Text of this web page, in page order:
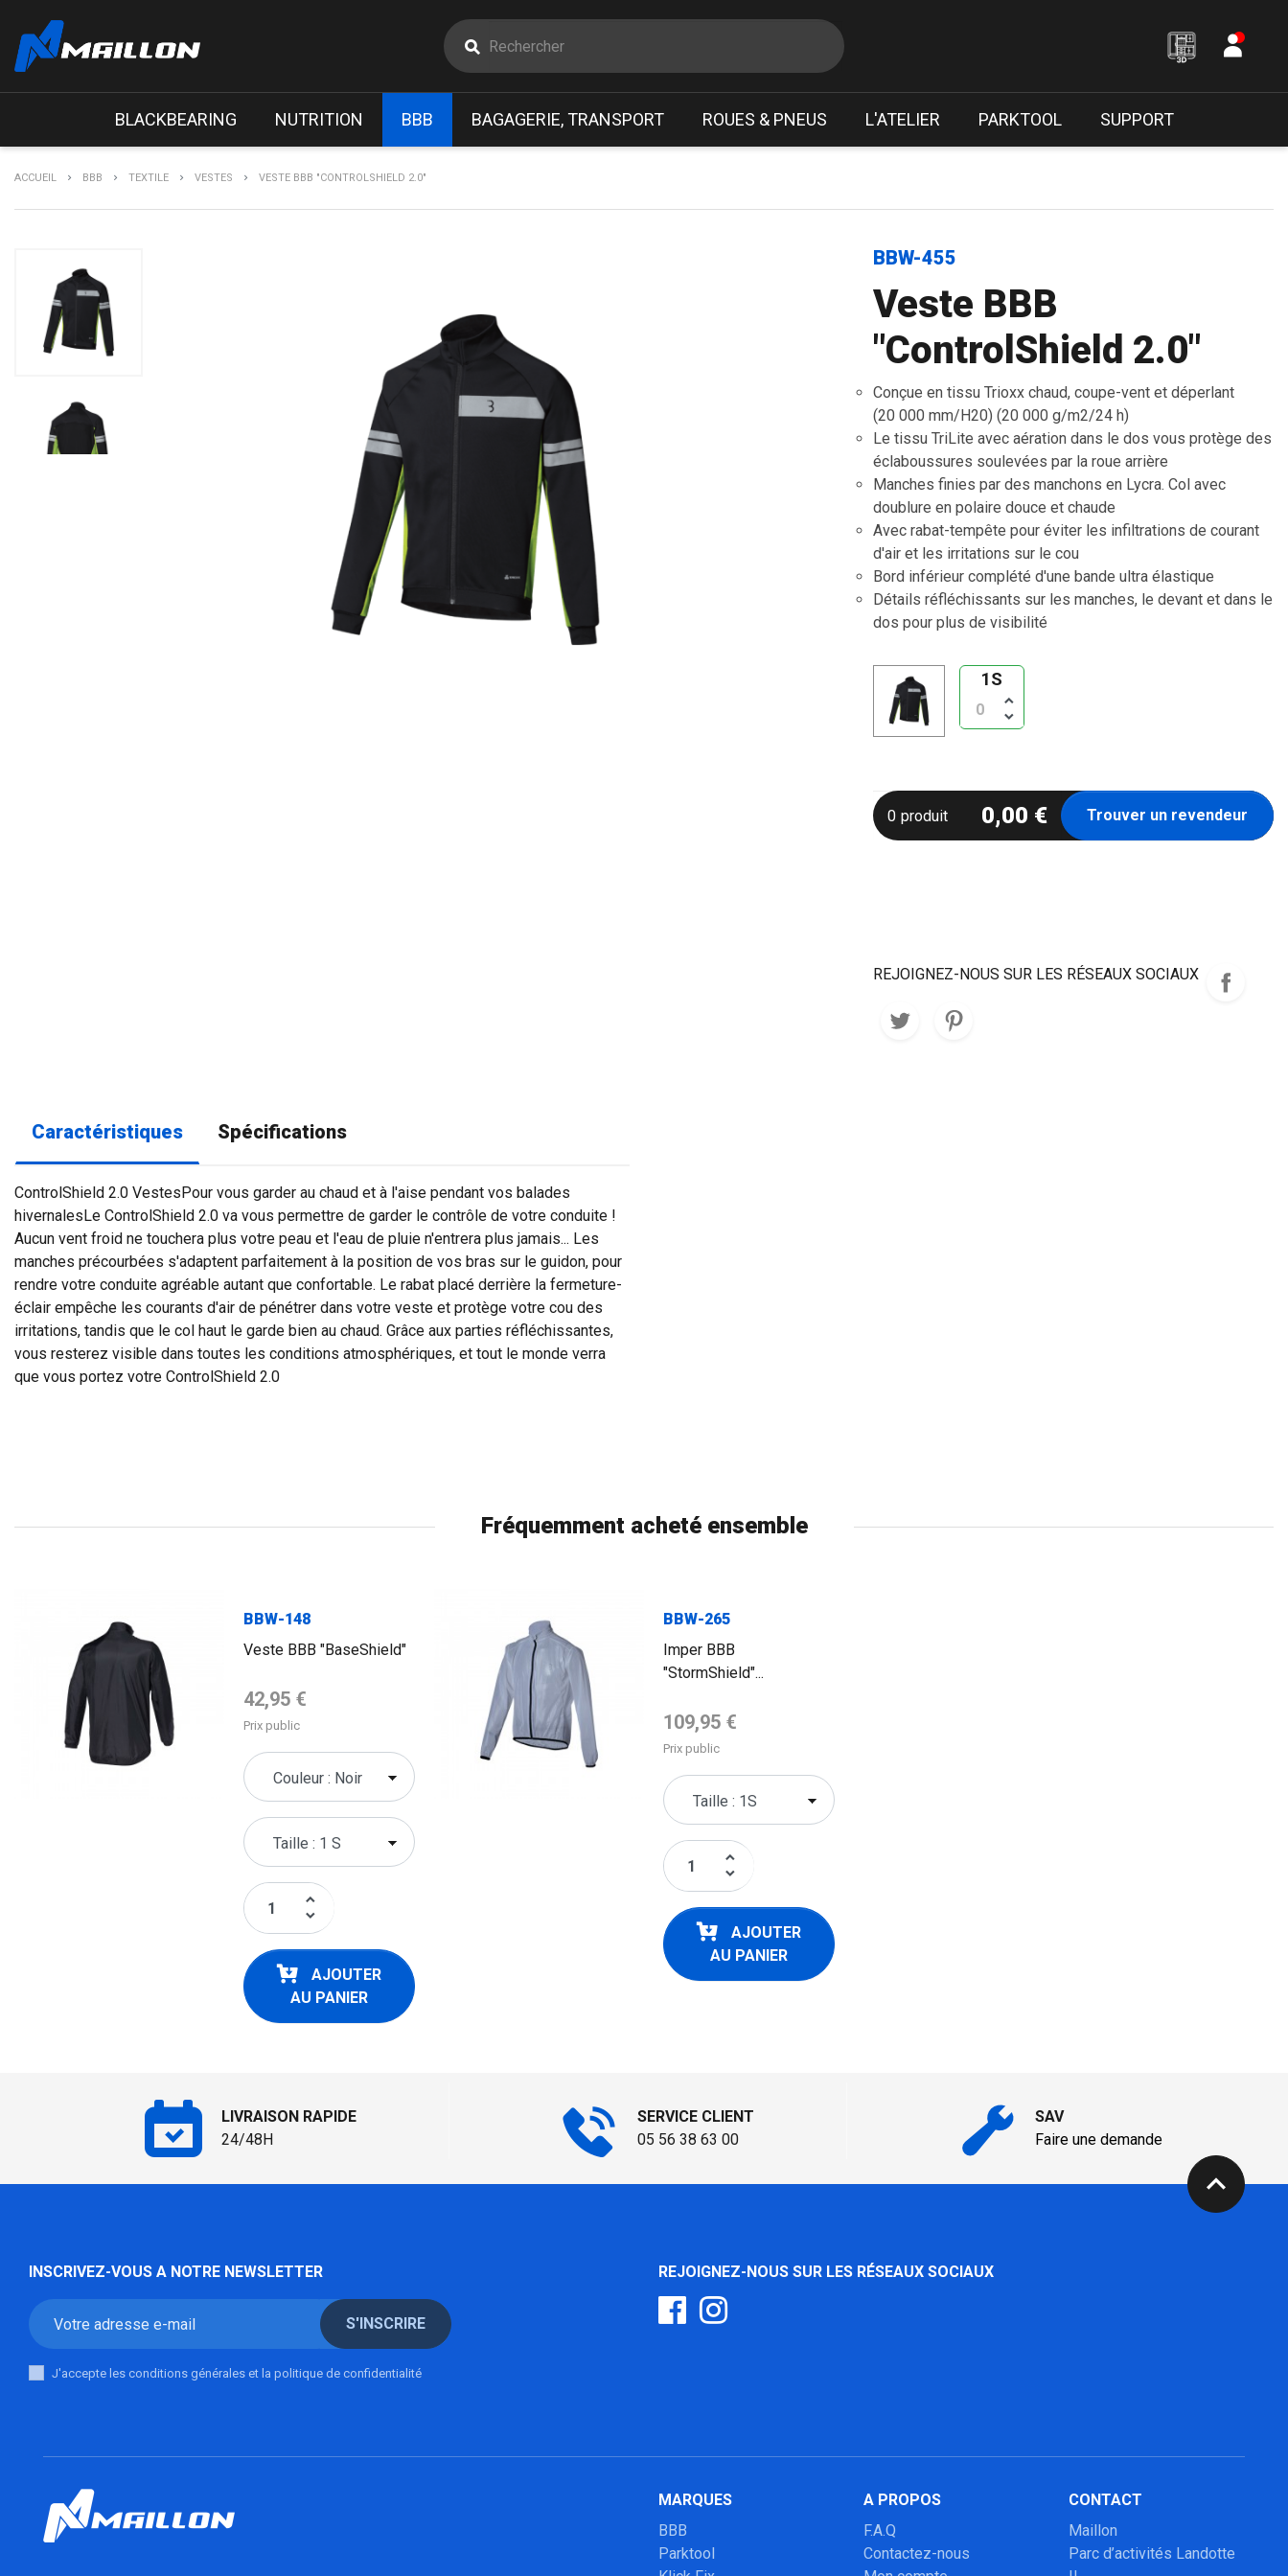
BLACKBEARING NUTRITION BBB BAGAGERIE, TRANSPORT ROUES & PNEUS L'ATELIER PARKTOOL SUPPORT
ACCUEIL BBB TEXTILE VESTES VESTE BBB "CONTROLSHIELD 2.0"
BBW-455
Veste BBB
"ControlShield 2.0"
Conçue en tissu Trioxx chaud, coupe-vent et déperlant
(20 000 mm/H20) (20 000 g/m2/24 h)
Le tissu TriLite avec aération dans le dos vous protège des
éclaboussures soulevées par la roue arrière
Manches finies par des manchons en Lycra. Col avec
doublure en polaire douce et chaude
Avec rabat-tempête pour éviter les infiltrations de courant
d'air et les irritations sur le cou
Bord inférieur complété d'une bande ultra élastique
Détails réfléchissants sur les manches, le devant et dans le
dos pour plus de visibilité
1S
keyboard_arrow_up
keyboard_arrow_down
0 produit 0,00 € Trouver un revendeur
REJOIGNEZ-NOUS SUR LES RÉSEAUX SOCIAUX
Caractéristiques Spécifications
ControlShield 2.0 VestesPour vous garder au chaud et à l'aise pendant vos balades
hivernalesLe ControlShield 2.0 va vous permettre de garder le contrôle de votre conduite !
Aucun vent froid ne touchera plus votre peau et l'eau de pluie n'entrera plus jamais... Les
manches précourbées s'adaptent parfaitement à la position de vos bras sur le guidon, pour
rendre votre conduite agréable autant que confortable. Le rabat placé derrière la fermeture-
éclair empêche les courants d'air de pénétrer dans votre veste et protège votre cou des
irritations, tandis que le col haut le garde bien au chaud. Grâce aux parties réfléchissantes,
vous resterez visible dans toutes les conditions atmosphériques, et tout le monde verra
que vous portez votre ControlShield 2.0
Fréquemment acheté ensemble
BBW-148
Veste BBB "BaseShield"
Prix de base
42,95 €
Prix public
keyboard_arrow_up
keyboard_arrow_down
AJOUTER
AU PANIER
BBW-265
Imper BBB
"StormShield"...
Prix de base
109,95 €
Prix public
keyboard_arrow_up
keyboard_arrow_down
AJOUTER
AU PANIER
LIVRAISON RAPIDE
24/48H
SERVICE CLIENT
05 56 38 63 00
SAV
Faire une demande
expand_less
INSCRIVEZ-VOUS A NOTRE NEWSLETTER
S'INSCRIRE
J'accepte les conditions générales et la politique de confidentialité
REJOIGNEZ-NOUS SUR LES RÉSEAUX SOCIAUX
MARQUES
BBB
Parktool
A PROPOS
F.A.Q
Contactez-nous
CONTACT
Maillon
Parc d’activités Landotte